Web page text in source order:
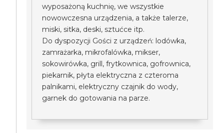
wyposażoną kuchnię, we wszystkie
nowowczesna urządzenia, a także talerze,
miski, sitka, deski, sztućce itp.
Do dyspozycji Gości z urządzeń: lodówka,
zamrażarka, mikrofalówka, mikser,
sokowirówka, grill, frytkownica, gofrownica,
piekarnik, płyta elektryczna z czteroma
palnikami, elektryczny czajnik do wody,
garnek do gotowania na parze.